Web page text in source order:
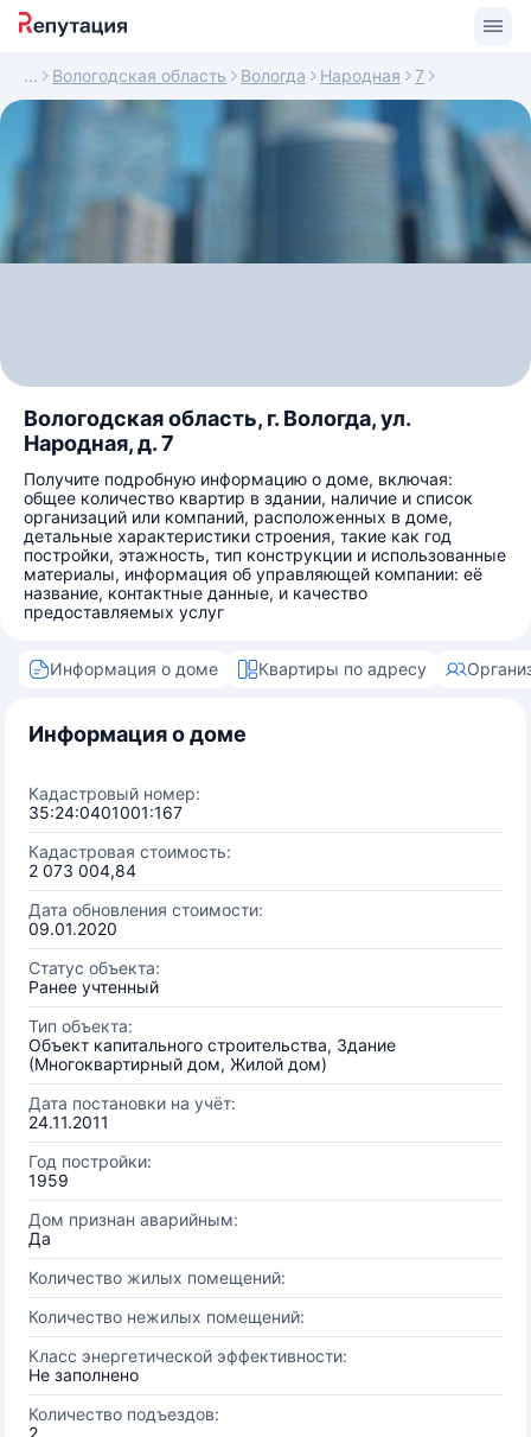
Вологодская область Вологда Народная 7
Вологодская область, г. Вологда, ул.
Народная, д. 7
Получите подробную информацию о доме, включая:
общее количество квартир в здании, наличие и список
организаций или компаний, расположенных в доме,
детальные характеристики строения, такие как год
постройки, этажность, тип конструкции и использованные
материалы, информация об управляющей компании: её
название, контактные данные, и качество
предоставляемых услуг
Информация о доме Квартиры по адресу
Информация о доме
Кадастровый номер:
35:24:0401001:167
Кадастровая стоимость:
2 073 004,84
Дата обновления стоимости:
09.01.2020
Статус объекта:
Ранее учтенный
Тип объекта:
Объект капитального строительства, Здание
(Многоквартирный дом, Жилой дом)
Дата постановки на учёт:
24.11.2011
Год постройки:
1959
Дом признан аварийным:
Да
Количество жилых помещений:
Количество нежилых помещений:
Класс энергетической эффективности:
Не заполнено
Количество подъездов:
2